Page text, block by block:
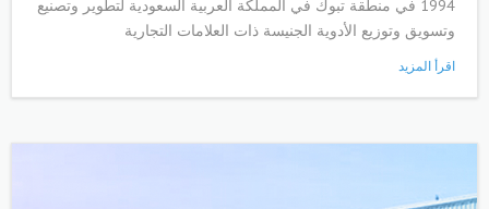
1994 في منطقة تبوك في المملكة العربية السعودية لتطوير وتصنيع
وتسويق وتوزيع الأدوية الجنيسة ذات العلامات التجارية
اقرأ المزيد